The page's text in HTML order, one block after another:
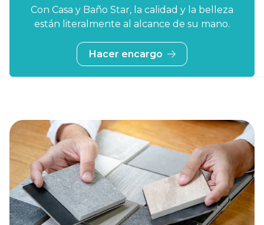
Con Casa y Baño Star, la calidad y la belleza
están literalmente al alcance de su mano.
Hacer encargo